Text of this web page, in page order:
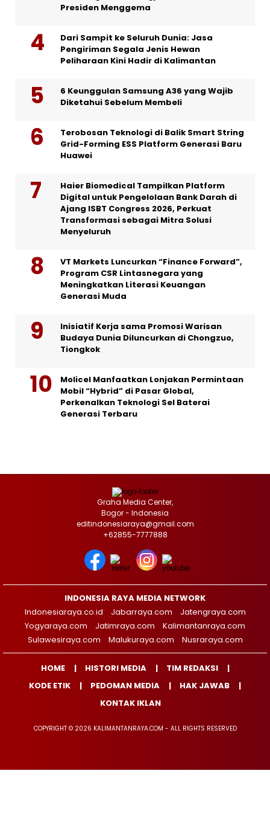
Presiden Menggema
Dari Sampit ke Seluruh Dunia: Jasa
Pengiriman Segala Jenis Hewan
Peliharaan Kini Hadir di Kalimantan
6 Keunggulan Samsung A36 yang Wajib
Diketahui Sebelum Membeli
Terobosan Teknologi di Balik Smart String
Grid-Forming ESS Platform Generasi Baru
Huawei
Haier Biomedical Tampilkan Platform
Digital untuk Pengelolaan Bank Darah di
Ajang ISBT Congress 2026, Perkuat
Transformasi sebagai Mitra Solusi
Menyeluruh
VT Markets Luncurkan “Finance Forward”,
Program CSR Lintasnegara yang
Meningkatkan Literasi Keuangan
Generasi Muda
Inisiatif Kerja sama Promosi Warisan
Budaya Dunia Diluncurkan di Chongzuo,
Tiongkok
Molicel Manfaatkan Lonjakan Permintaan
Mobil “Hybrid” di Pasar Global,
Perkenalkan Teknologi Sel Baterai
Generasi Terbaru
Graha Media Center,
Bogor - Indonesia
editindonesiaraya@gmail.com
+62855-7777888
INDONESIA RAYA MEDIA NETWORK
Indonesiaraya.co.id
Jabarraya.com
Jatengraya.com
Yogyaraya.com
Jatimraya.com
Kalimantanraya.com
Sulawesiraya.com
Malukuraya.com Nusraraya.com
HOME HISTORI MEDIA
TIM REDAKSI
KODE ETIK
PEDOMAN MEDIA
HAK JAWAB
KONTAK IKLAN
COPYRIGHT © 2026 KALIMANTANRAYA.COM - ALL RIGHTS RESERVED